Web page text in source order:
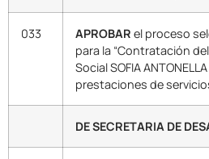
033 APROBAR el proceso
para la “Contratación
Social SOFIA
prestaciones de
DE SECRETARIA DE